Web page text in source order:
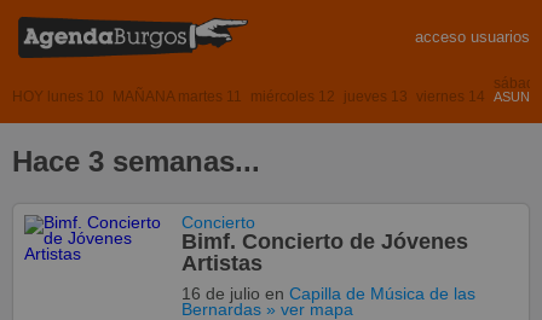
acceso usuarios
HOY lunes 10 MAÑANA martes 11 miércoles 12 jueves 13 viernes 14
Hace 3 semanas...
Concierto
Bimf. Concierto de Jóvenes
Artistas
16 de julioenCapilla de Música de las
Bernardas » ver mapa